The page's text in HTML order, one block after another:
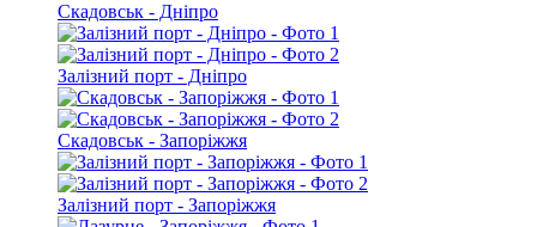
Скадовськ - Дніпро
Залізний порт - Дніпро
Скадовськ - Запоріжжя
Залізний порт - Запоріжжя